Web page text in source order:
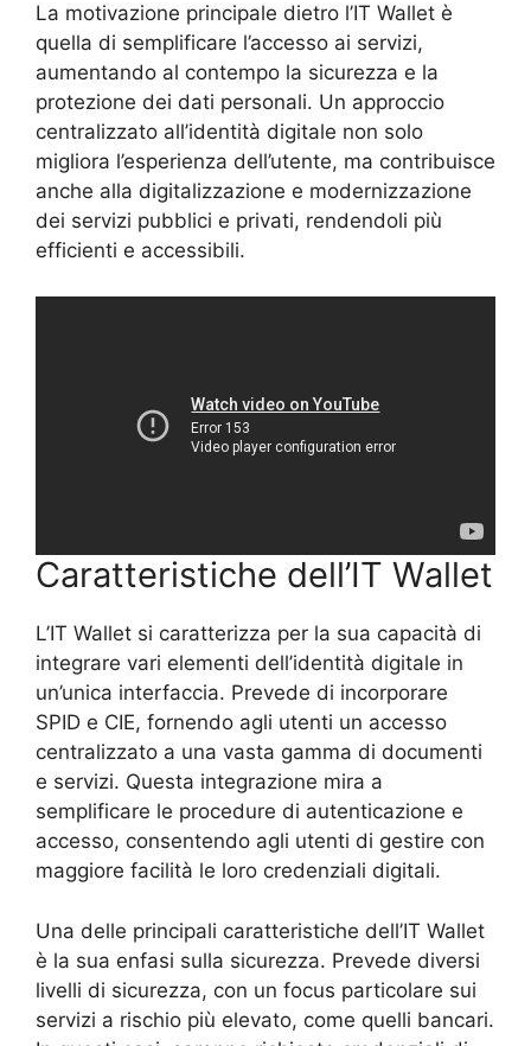
La motivazione principale dietro l’IT Wallet è
quella di semplificare l’accesso ai servizi,
aumentando al contempo la sicurezza e la
protezione dei dati personali. Un approccio
centralizzato all’identità digitale non solo
migliora l’esperienza dell’utente, ma contribuisce
anche alla digitalizzazione e modernizzazione
dei servizi pubblici e privati, rendendoli più
efficienti e accessibili.
Caratteristiche dell’IT Wallet
L’IT Wallet si caratterizza per la sua capacità di
integrare vari elementi dell’identità digitale in
un’unica interfaccia. Prevede di incorporare
SPID e CIE, fornendo agli utenti un accesso
centralizzato a una vasta gamma di documenti
e servizi. Questa integrazione mira a
semplificare le procedure di autenticazione e
accesso, consentendo agli utenti di gestire con
maggiore facilità le loro credenziali digitali.
Una delle principali caratteristiche dell’IT Wallet
è la sua enfasi sulla sicurezza. Prevede diversi
livelli di sicurezza, con un focus particolare sui
servizi a rischio più elevato, come quelli bancari.